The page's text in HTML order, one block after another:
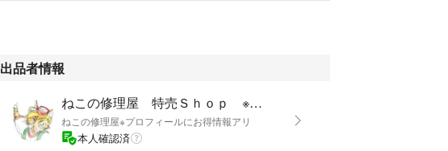
循環開始より６０分ほどかかります。
（注）対応する機種、フィルターのタイプは
必ず確認してください。
半円タイプも同時に
出品者情報
ねこの修理屋 特売Ｓｈｏｐ ※プロフィールにお得情報アリ
ねこの修理屋※プロフィールにお得情報アリ
本人確認済